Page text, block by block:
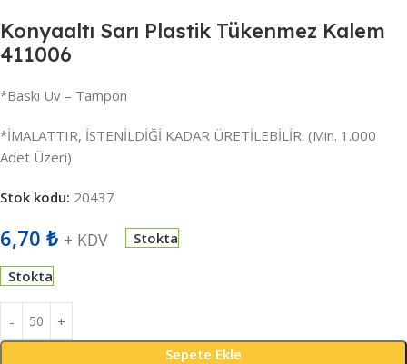
Konyaaltı Sarı Plastik Tükenmez Kalem
411006
*Baskı Uv – Tampon
*İMALATTIR, İSTENİLDİĞİ KADAR ÜRETİLEBİLİR. (Min. 1.000
Adet Üzeri)
Stok kodu: 20437
6,70 ₺ + KDV Stokta
Stokta
Sepete Ekle